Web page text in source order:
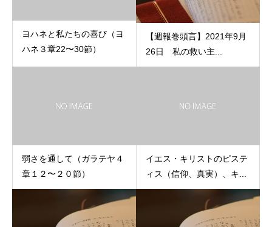
ヨハネと私たちの喜び（ヨ
ハネ３章22〜30節）
【週報巻頭言】2021年9月
26日 私の救い主...
弱さを通して（ガラテヤ４
章１２〜２０節）
イエス・キリストのピステ
ィス（信仰、真実）、キ...